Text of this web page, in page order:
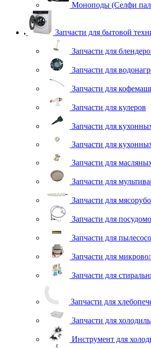
Моноподы (Селфи
Запчасти для бытовой
Запчасти для
Запчасти для
Запчасти для
Запчасти для кулеров
Запчасти для
Запчасти для
Запчасти для
Запчасти для
Запчасти для
Запчасти для
Запчасти для
Запчасти для
Запчасти для